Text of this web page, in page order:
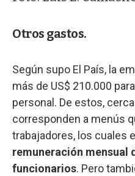
Otros gastos.
Según supo El País, la
más de US$ 210.000
personal. De estos,
corresponden a menús
trabajadores, los cuales
remuneración mensual
funcionarios. Pero